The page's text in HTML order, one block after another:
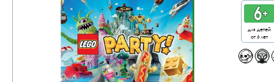
для детей
от 6 лет